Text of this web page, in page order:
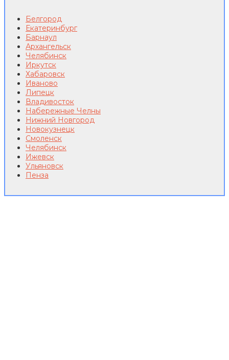
Белгород
Екатеринбург
Барнаул
Архангельск
Челябинск
Иркутск
Хабаровск
Иваново
Липецк
Владивосток
Набережные Челны
Нижний Новгород
Новокузнецк
Смоленск
Челябинск
Ижевск
Ульяновск
Пенза